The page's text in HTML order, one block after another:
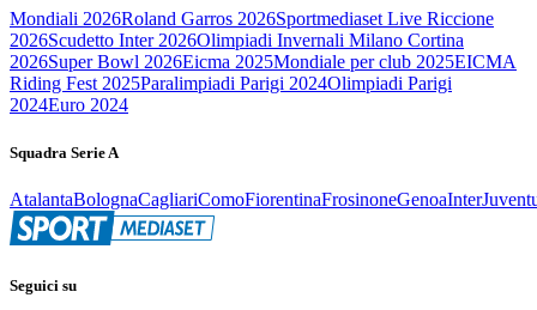
Mondiali 2026Roland Garros 2026Sportmediaset Live Riccione
2026Scudetto Inter 2026Olimpiadi Invernali Milano Cortina
2026Super Bowl 2026Eicma 2025Mondiale per club 2025EICMA
Riding Fest 2025Paralimpiadi Parigi 2024Olimpiadi Parigi
2024Euro 2024
Squadra Serie A
AtalantaBolognaCagliariComoFiorentinaFrosinoneGenoaInter
Seguici su